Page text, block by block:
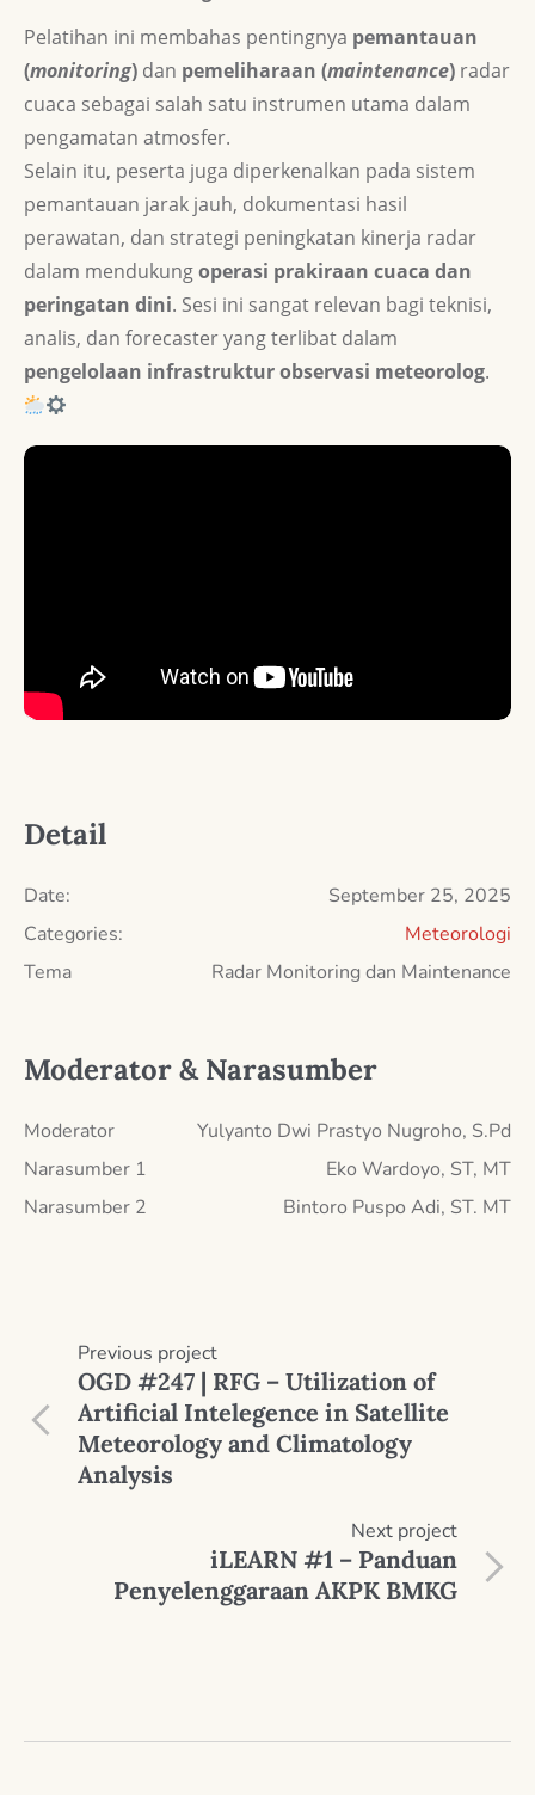
Pelatihan ini membahas pentingnya pemantauan
(monitoring) dan pemeliharaan (maintenance) radar
cuaca sebagai salah satu instrumen utama dalam
pengamatan atmosfer.
Selain itu, peserta juga diperkenalkan pada sistem
pemantauan jarak jauh, dokumentasi hasil
perawatan, dan strategi peningkatan kinerja radar
dalam mendukungoperasi prakiraan cuaca dan
peringatan dini. Sesi ini sangat relevan bagi teknisi,
analis, dan forecaster yang terlibat dalam
pengelolaan infrastruktur observasi meteorolog.
Detail
Date:
September 25, 2025
Categories:
Meteorologi
Tema
Radar Monitoring dan Maintenance
Moderator & Narasumber
Moderator
Yulyanto Dwi Prastyo Nugroho, S.Pd
Narasumber 1
Eko Wardoyo, ST, MT
Narasumber 2
Bintoro Puspo Adi, ST. MT
Previous project
OGD #247 | RFG – Utilization of
Artificial Intelegence in Satellite
Meteorology and Climatology
Analysis
Next project
iLEARN #1 – Panduan
Penyelenggaraan AKPK BMKG